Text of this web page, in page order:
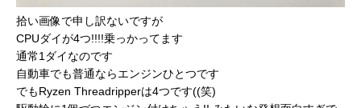
拾い画像で申し訳ないですが
CPUダイが4つ!!!!乗っかってます
通常1ダイなのです
自動車でも普通ならエンジンひとつです
でもRyzen Threadripperは4つです((笑)